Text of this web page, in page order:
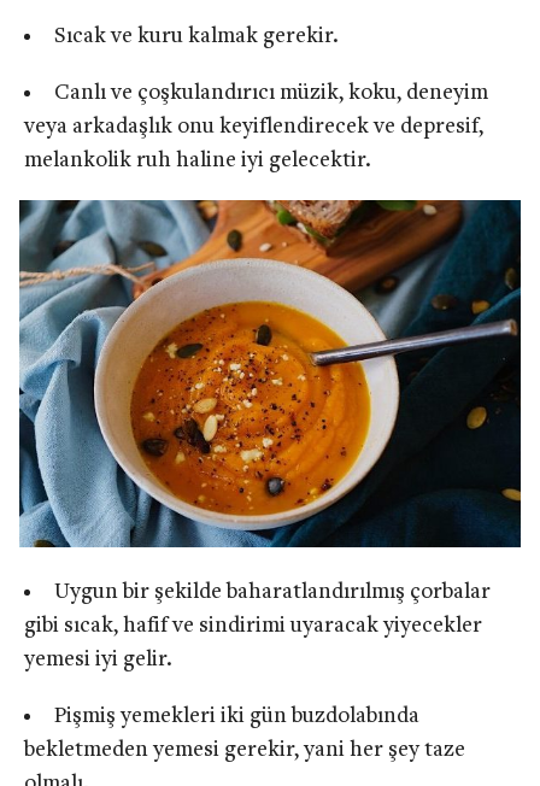
Sıcak ve kuru kalmak gerekir.
Canlı ve çoşkulandırıcı müzik, koku, deneyim
veya arkadaşlık onu keyiflendirecek ve depresif,
melankolik ruh haline iyi gelecektir.
Uygun bir şekilde baharatlandırılmış çorbalar
gibi sıcak, hafif ve sindirimi uyaracak yiyecekler
yemesi iyi gelir.
Pişmiş yemekleri iki gün buzdolabında
bekletmeden yemesi gerekir, yani her şey taze